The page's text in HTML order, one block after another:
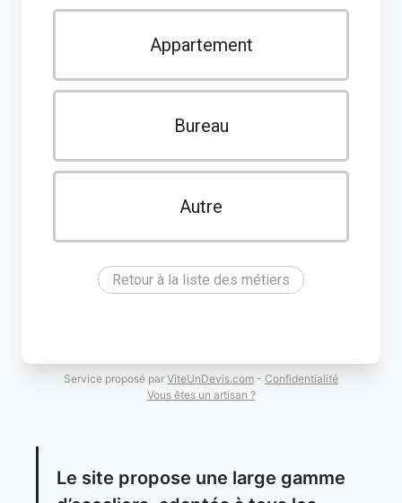
Appartement
Bureau
Autre
Retour à la liste des métiers
Service proposé par ViteUnDevis.com - Confidentialité
Vous êtes un artisan ?
Le site propose une large gamme